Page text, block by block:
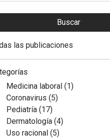
Buscar
las publicaciones
Medicina laboral (1)
Coronavirus (5)
Pediatría (17)
Dermatología (4)
Uso racional (5)